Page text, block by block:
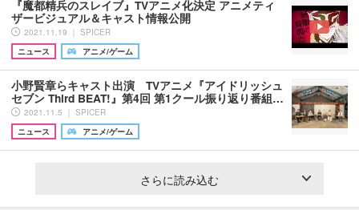
『魔都精兵のスレイブ』TVアニメ化決定 アニメティ
ザービジュアル＆キャスト情報公開
2021.11.19 ｜ SPICER
ニュース
アニメ/ゲーム
小野賢章らキャスト出演 TVアニメ『アイドリッシュ
セブン Third BEAT!』第4回 第1クール振り返り番組…
2021.11.5 ｜ SPICER
ニュース
アニメ/ゲーム
さらに読み込む